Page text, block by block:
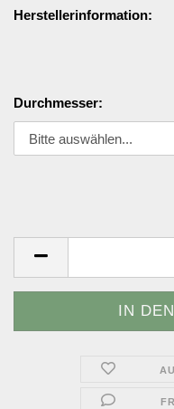
Herstellerinformation:
Durchmesser: